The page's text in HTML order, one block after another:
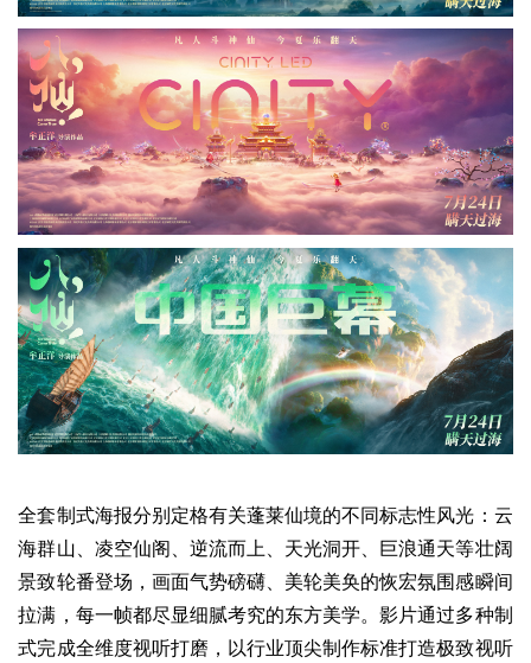
全套制式海报分别定格有关蓬莱仙境的不同标志性风光：云
海群山、凌空仙阁、逆流而上、天光洞开、巨浪通天等壮阔
景致轮番登场，画面气势磅礴、美轮美奂的恢宏氛围感瞬间
拉满，每一帧都尽显细腻考究的东方美学。影片通过多种制
式完成全维度视听打磨，以行业顶尖制作标准打造极致视听